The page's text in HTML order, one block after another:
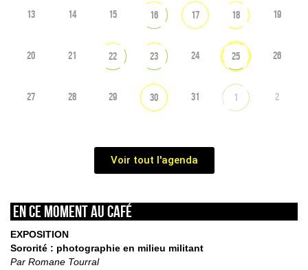
13 14 15 16 17 18 19
20 21 22 23 24 25 26
27 28 29 30 31 1 2
Voir tout l'agenda
En ce moment au café
EXPOSITION
Sororité : photographie en milieu militant
Par Romane Tourral